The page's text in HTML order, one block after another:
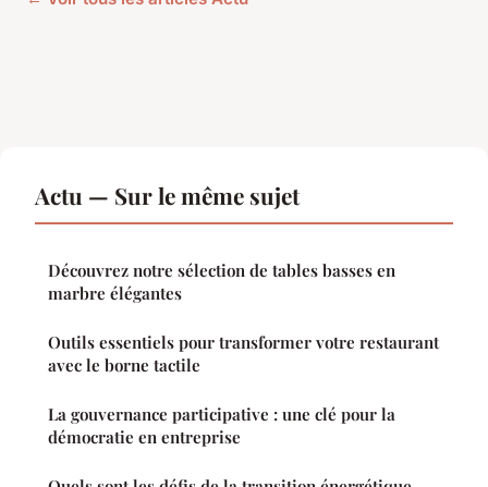
Actu — Sur le même sujet
Découvrez notre sélection de tables basses en
marbre élégantes
Outils essentiels pour transformer votre restaurant
avec le borne tactile
La gouvernance participative : une clé pour la
démocratie en entreprise